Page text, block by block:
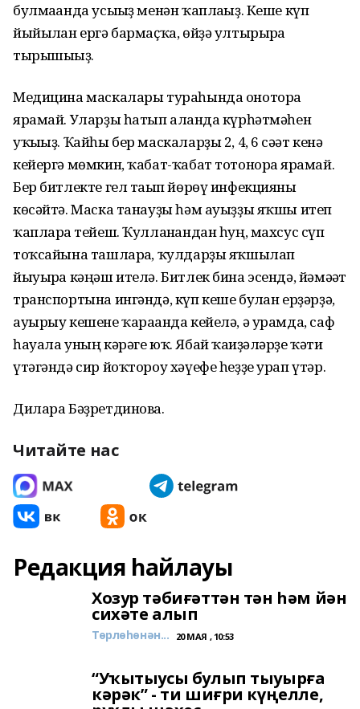
булмағанда усығыҙ менән ҡаплағыҙ. Кеше күп
йыйылған ергә бармаҫҡа, өйҙә ултырырға
тырышығыҙ.
Медицина маскалары тураһында оноторға
ярамай. Уларҙы һатып алғанда күрһәтмәһен
уҡығыҙ. Ҡайһы бер маскаларҙы 2, 4, 6 сәғәт кенә
кейергә мөмкин, ҡабат-ҡабат тотонорға ярамай.
Бер битлекте гел тағып йөрөү инфекцияны
көсәйтә. Маска танауҙы һәм ауыҙҙы яҡшы итеп
ҡапларға тейеш. Ҡулланғандан һуң, махсус сүп
тоҡсайына ташларға, ҡулдарҙы яҡшылап
йыуырға кәңәш ителә. Битлек бина эсендә, йәмәғәт
транспортына ингәндә, күп кеше булған ерҙәрҙә,
ауырыу кешене ҡарағанда кейелә, ә урамда, саф
һауала уның кәрәге юҡ. Ябай ҡағиҙәләрҙе ҡәтғи
үтәгәндә сир йоҡтороу хәүефе һеҙҙе урап үтәр.
Дилара Бәҙретдинова.
Читайте нас
Редакция һайлауы
Хозур тәбиғәттән тән һәм йән
сихәте алып
Төрлөһөнән... 20 МАЯ , 10:53
“Уҡытыусы булып тыуырға
кәрәк” - ти шиғри күңелле,